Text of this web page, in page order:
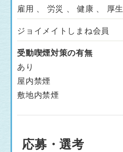
雇用 、 労災 、 健康 、 厚生
ジョイメイトしまね会員
受動喫煙対策の有無
あり
屋内禁煙
敷地内禁煙
応募・選考